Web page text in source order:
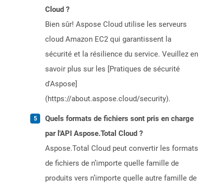
Cloud ?
Bien sûr! Aspose Cloud utilise les serveurs
cloud Amazon EC2 qui garantissent la
sécurité et la résilience du service. Veuillez en
savoir plus sur les [Pratiques de sécurité
d'Aspose]
(https://about.aspose.cloud/security).
Quels formats de fichiers sont pris en charge
par l'API Aspose.Total Cloud ?
Aspose.Total Cloud peut convertir les formats
de fichiers de n’importe quelle famille de
produits vers n’importe quelle autre famille de